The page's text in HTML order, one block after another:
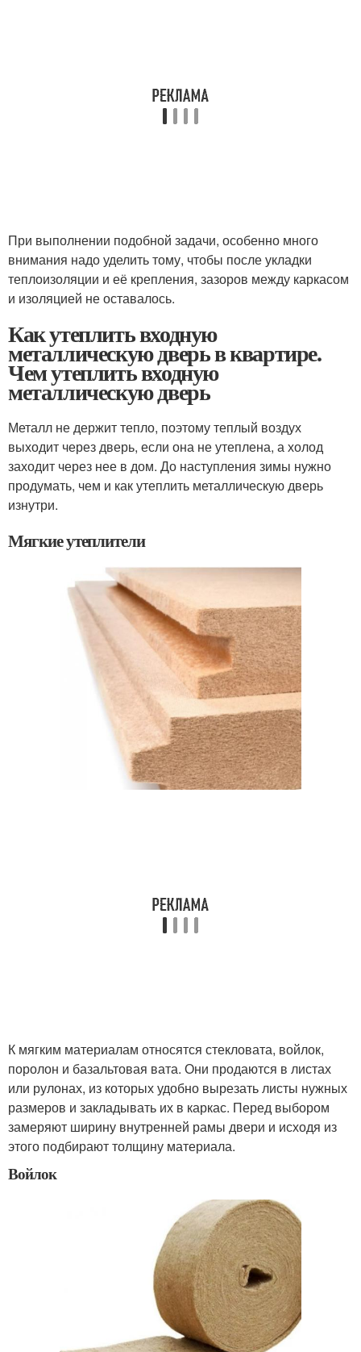
При выполнении подобной задачи, особенно много
внимания надо уделить тому, чтобы после укладки
теплоизоляции и её крепления, зазоров между каркасом
и изоляцией не оставалось.
Как утеплить входную
металлическую дверь в квартире.
Чем утеплить входную
металлическую дверь
Металл не держит тепло, поэтому теплый воздух
выходит через дверь, если она не утеплена, а холод
заходит через нее в дом. До наступления зимы нужно
продумать, чем и как утеплить металлическую дверь
изнутри.
Мягкие утеплители
К мягким материалам относятся стекловата, войлок,
поролон и базальтовая вата. Они продаются в листах
или рулонах, из которых удобно вырезать листы нужных
размеров и закладывать их в каркас. Перед выбором
замеряют ширину внутренней рамы двери и исходя из
этого подбирают толщину материала.
Войлок